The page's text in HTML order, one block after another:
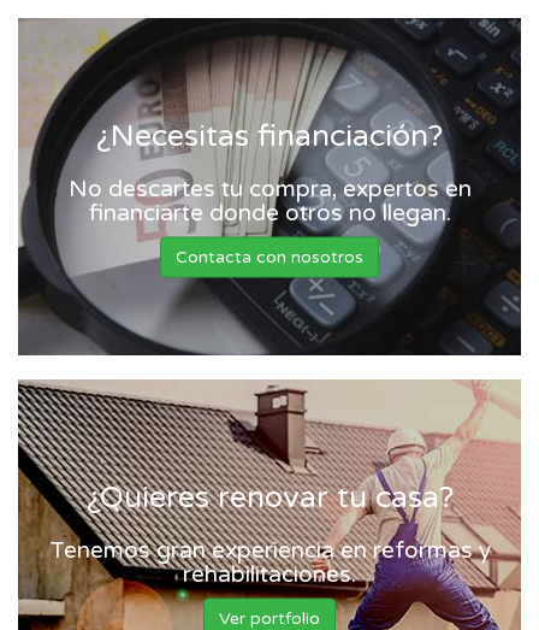
¿Necesitas financiación?
No descartes tu compra, expertos en
financiarte donde otros no llegan.
Contacta con nosotros
¿Quieres renovar tu casa?
Tenemos gran experiencia en reformas y
rehabilitaciones.
Ver portfolio